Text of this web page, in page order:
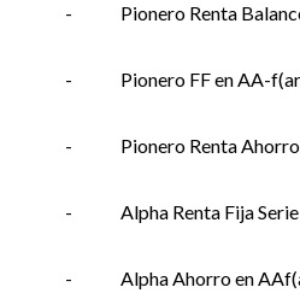
- Pionero Renta
- Pionero FF en AA-
- Pionero Renta
- Alpha Renta Fija
- Alpha Ahorro en